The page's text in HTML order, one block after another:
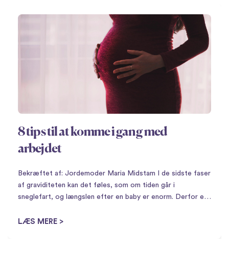
8 tips til at komme i gang med
arbejdet
Bekræftet af: Jordemoder Maria Midstam I de sidste faser
af graviditeten kan det føles, som om tiden går i
sneglefart, og længslen efter en baby er enorm. Derfor er
husmor-tricks til at...
LÆS MERE >